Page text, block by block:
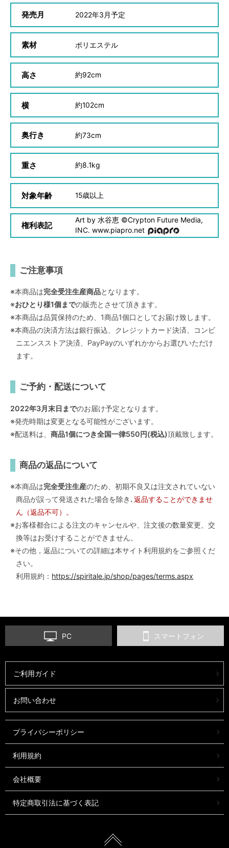
発売月 2022年3 月予定
素材 ポリエステル
高さ 約92cm
横 約102cm
奥行き 約73cm
重さ 約8.1kg
対象年齢 15歳以上
権利表記
Art by 水谷恵 ©Crypton Future Media,
INC. www.piapro.net
ご注意事項
※本商品は完全受注生産商品となります。
※おひとり様1個までの販売とさせて頂きます。
※本商品は品質保持のため、1商品1個口としてお届け致します。
※本商品の決済方法は銀行振込、クレジットカード決済、コンビ
ニエンスストア決済、PayPayのいずれかからお選びいただけ
ます。
ご予約・配送について
2022年3月末日までのお届け予定となります。
※発売時期は変更となる可能性がございます。
※配送料は、 商品1個につき全国一律550円(税込)頂戴致します。
商品の返品について
※本商品は完全受注生産のため、初期不良又は注文されていない
商品が誤って発送された場合を除き､返品することができませ
ん（返品不可）。
※お客様都合による注文のキャンセルや、注文後の数量変更、交
換等はお受けすることができません。
※その他，返品についての詳細は本サイト利用規約をご参照くだ
さい。
利用規約： https://spiritale.jp/shop/pages/terms.aspx
PC スマートフォン
ご利用ガイド
お問い合わせ
プライバシーポリシー
利用規約
会社概要
特定商取引法に基づく表記